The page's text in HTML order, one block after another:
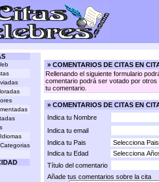
» COMENTARIOS DE CITAS EN
Rellenando el siguiente formulario
comentario podrá ser votado por
tu comentario.
» COMENTARIOS DE CITAS EN
Indica tu Nombre
Indica tu email
Indica tu Pais
Indica tu Edad
Título del comentario
Añade tus comentarios sobre la cita